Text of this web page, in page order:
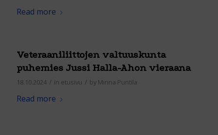
Read more
Veteraaniliittojen valtuuskunta
puhemies Jussi Halla-Ahon vieraana
18.10.2024 / in etusivu / by Minna Puntila
Read more